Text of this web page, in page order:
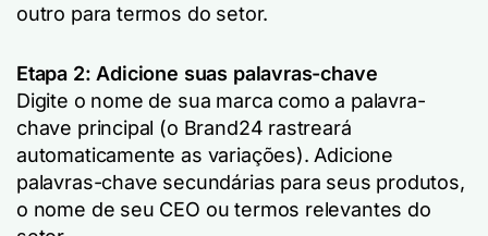
outro para termos do setor.
Etapa 2: Adicione suas palavras-chave
Digite o nome de sua marca como a palavra-
chave principal (o Brand24 rastreará
automaticamente as variações). Adicione
palavras-chave secundárias para seus produtos,
o nome de seu CEO ou termos relevantes do